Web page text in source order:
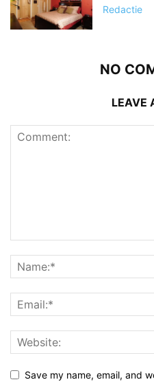
Redactie
NO
LEAVE
Save my name, email, and